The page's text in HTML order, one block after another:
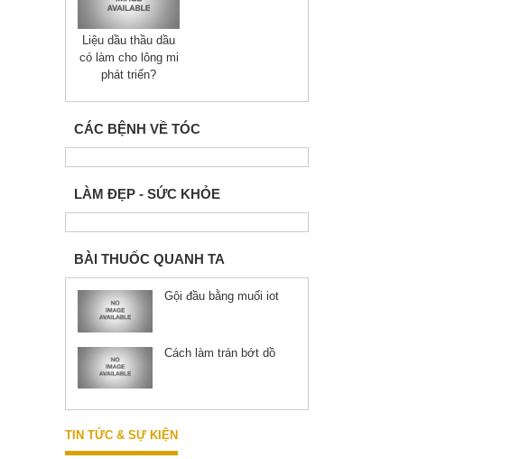
Liệu dầu thầu dầu
có làm cho lông mi
phát triển?
CÁC BỆNH VỀ TÓC
LÀM ĐẸP - SỨC KHỎE
BÀI THUỐC QUANH TA
Gội đầu bằng muối iot
Cách làm trán bớt dồ
TIN TỨC & SỰ KIỆN